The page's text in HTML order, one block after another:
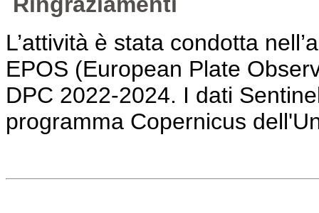
L’attività è stata condotta
EPOS (European Plate
DPC 2022-2024. I dati
programma Copernicus